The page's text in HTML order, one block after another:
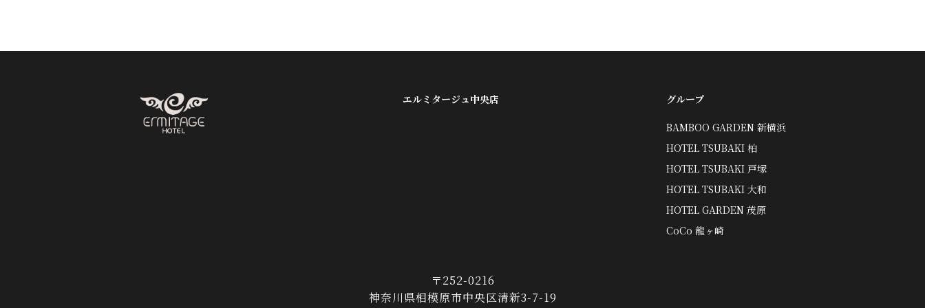
エルミタージュ中央店 グループ
BAMBOO GARDEN 新横浜
HOTEL TSUBAKI 柏
HOTEL TSUBAKI 戸塚
HOTEL TSUBAKI 大和
HOTEL GARDEN 茂原
CoCo 龍ヶ崎
〒252-0216
神奈川県相模原市中央区清新3-7-19